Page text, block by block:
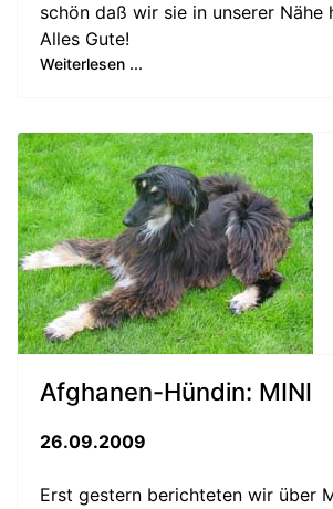
schön daß wir sie in unserer Nähe
Alles Gute!
Weiterlesen ...
Afghanen-Hündin: MINI
26.09.2009
Erst gestern berichteten wir über